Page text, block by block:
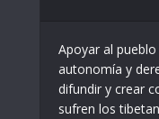
Apoyar al
autonomía y
difundir y crear
sufren los